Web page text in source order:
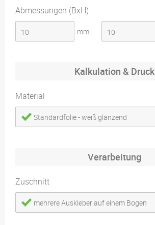
Abmessungen (BxH)
mm
Kalkulation & Druck
Material
Standardfolie - weiß glänzend
Verarbeitung
Zuschnitt
mehrere Auskleber auf einem Bogen